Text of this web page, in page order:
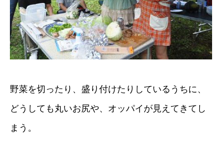
野菜を切ったり、盛り付けたりしているうちに、
どうしても丸いお尻や、オッパイが見えてきてし
まう。